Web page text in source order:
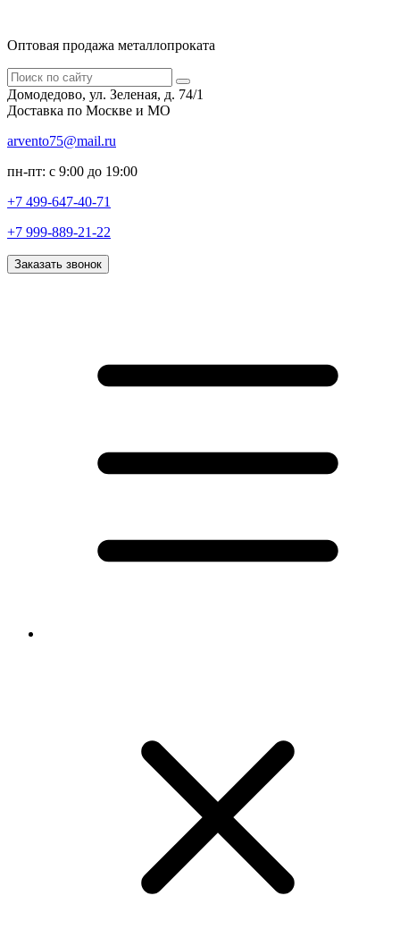
Оптовая продажа металлопроката
Домодедово, ул. Зеленая, д. 74/1
Доставка по Москве и МО
arvento75@mail.ru
пн-пт: с 9:00 до 19:00
+7 499-647-40-71
+7 999-889-21-22
Заказать звонок